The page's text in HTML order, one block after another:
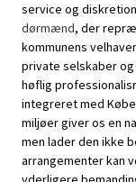
service og
dørmænd, der
kommunens
private selskaber
høflig
integreret med
miljøer giver os en
men lader den ikke
arrangementer kan